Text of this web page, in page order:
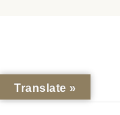
Translate »